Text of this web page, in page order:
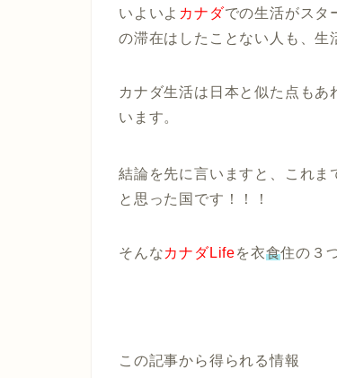
いよいよ カナダでの生活がスタ
の滞在はしたことない人も、
カナダ生活は日本と似た点もあ
います。
結論を先に言いますと、これま
と思った国です！！！
そんなカナダLifeを衣食住の３
この記事から得られる情報